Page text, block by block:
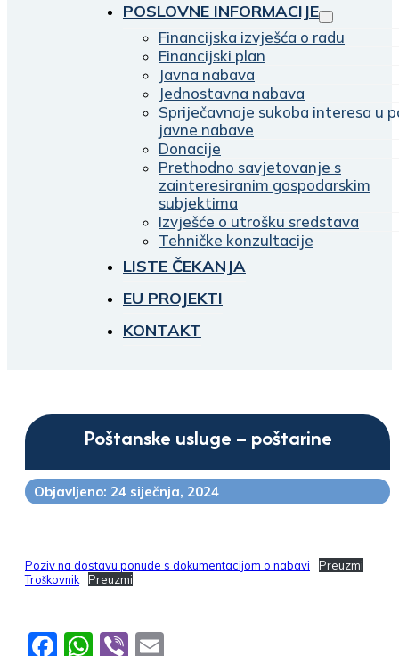
POSLOVNE INFORMACIJE
Financijska izvješća o radu
Financijski plan
Javna nabava
Jednostavna nabava
Spriječavnaje sukoba interesa u
javne nabave
Donacije
Prethodno savjetovanje s
zainteresiranim gospodarskim
subjektima
Izvješće o utrošku sredstava
Tehničke konzultacije
LISTE ČEKANJA
EU PROJEKTI
KONTAKT
Poštanske usluge – poštarine
Objavljeno: 24 siječnja, 2024
Poziv na dostavu ponude s dokumentacijom o nabavi
Preuzmi
Troškovnik
Preuzmi
Facebook
WhatsApp
Viber